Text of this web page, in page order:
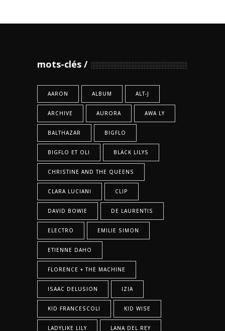
mots-clés
AARON ALBUM ALT-J
ARCHIVE AURORA AWA LY
BALTHAZAR BIGFLO
BIGFLO ET OLI BLACK LILYS
CHRISTINE AND THE QUEENS
CLARA LUCIANI CLIP
DAVID BOWIE DE LAURENTIS
ELECTRO EMILIE SIMON
ETIENNE DAHO
FLORENCE + THE MACHINE
ISAAC DELUSION IZIA
KID FRANCESCOLI KID WISE
LADYLIKE LILY LANA DEL REY